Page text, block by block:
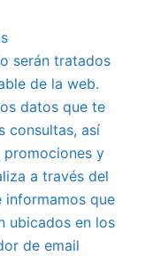
serán tratados
de la web.
datos que te
consultas, así
y
a través del
informamos que
ubicados en los
de email